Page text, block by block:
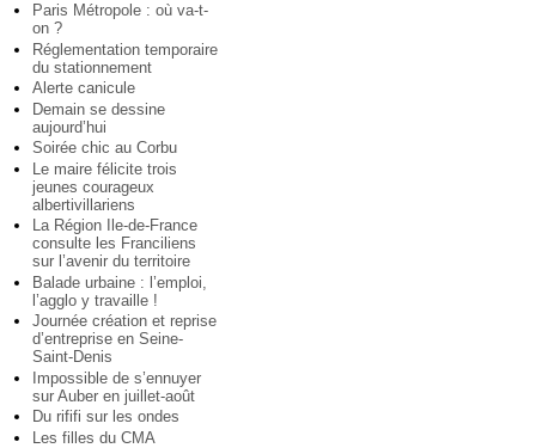
Paris Métropole : où va-t-
on ?
Réglementation temporaire
du stationnement
Alerte canicule
Demain se dessine
aujourd’hui
Soirée chic au Corbu
Le maire félicite trois
jeunes courageux
albertivillariens
La Région Ile-de-France
consulte les Franciliens
sur l’avenir du territoire
Balade urbaine : l’emploi,
l’agglo y travaille !
Journée création et reprise
d’entreprise en Seine-
Saint-Denis
Impossible de s’ennuyer
sur Auber en juillet-août
Du rififi sur les ondes
Les filles du CMA